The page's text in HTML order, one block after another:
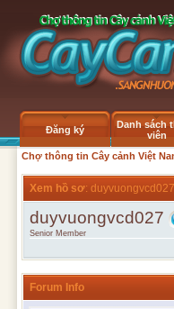
Đăng ký
Danh sách
viên
Chợ thông tin Cây cảnh Việt
Xem hồ sơ: duyvuongvcd027
duyvuongvcd027
Senior Member
Forum Info